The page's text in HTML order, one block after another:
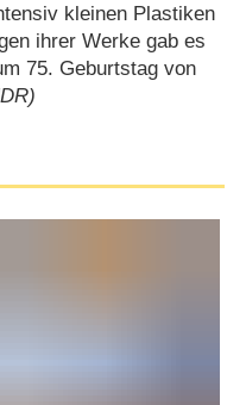
kleinen Plastiken
ihrer Werke gab es
75. Geburtstag von